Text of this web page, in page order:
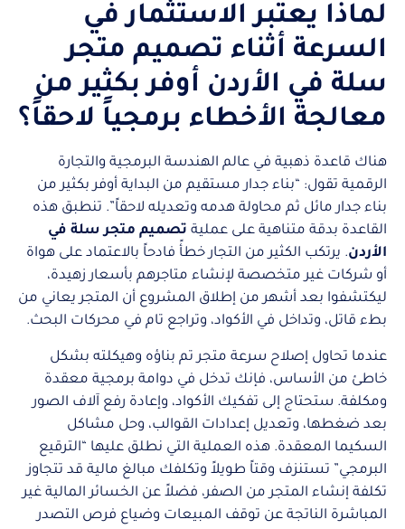
لماذا يعتبر الاستثمار في
السرعة أثناء تصميم متجر
سلة في الأردن أوفر بكثير من
معالجة الأخطاء برمجياً لاحقاً؟
هناك قاعدة ذهبية في عالم الهندسة البرمجية والتجارة
الرقمية تقول: “بناء جدار مستقيم من البداية أوفر بكثير من
بناء جدار مائل ثم محاولة هدمه وتعديله لاحقاً”. تنطبق هذه
القاعدة بدقة متناهية على عملية تصميم متجر سلة في
الأردن. يرتكب الكثير من التجار خطأً فادحاً بالاعتماد على هواة
أو شركات غير متخصصة لإنشاء متاجرهم بأسعار زهيدة،
ليكتشفوا بعد أشهر من إطلاق المشروع أن المتجر يعاني من
بطء قاتل، وتداخل في الأكواد، وتراجع تام في محركات البحث.
عندما تحاول إصلاح سرعة متجر تم بناؤه وهيكلته بشكل
خاطئ من الأساس، فإنك تدخل في دوامة برمجية معقدة
ومكلفة. ستحتاج إلى تفكيك الأكواد، وإعادة رفع آلاف الصور
بعد ضغطها، وتعديل إعدادات القوالب، وحل مشاكل
السكيما المعقدة. هذه العملية التي نطلق عليها “الترقيع
البرمجي” تستنزف وقتاً طويلاً وتكلفك مبالغ مالية قد تتجاوز
تكلفة إنشاء المتجر من الصفر، فضلاً عن الخسائر المالية غير
المباشرة الناتجة عن توقف المبيعات وضياع فرص التصدر